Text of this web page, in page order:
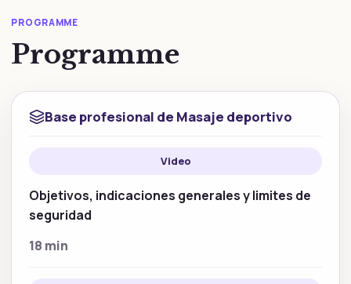
PROGRAMME
Programme
Base profesional de Masaje deportivo
Video
Objetivos, indicaciones generales y limites de
seguridad
18 min